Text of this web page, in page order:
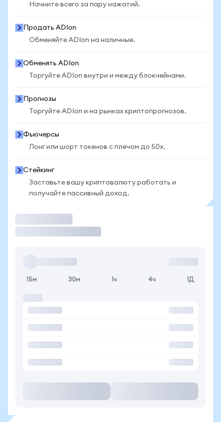
Начните всего за пару нажатий.
Продать ADIon
Обменяйте ADIon на наличные.
Обменять ADIon
Торгуйте ADIon внутри и между блокчейнами.
Прогнозы
Торгуйте ADIon и на рынках криптопрогнозов.
Фьючерсы
Лонг или шорт токенов с плечом до 50x.
Стейкинг
Заставьте вашу криптовалюту работать и
получайте пассивный доход.
15м 30м 1ч 4ч 1Д